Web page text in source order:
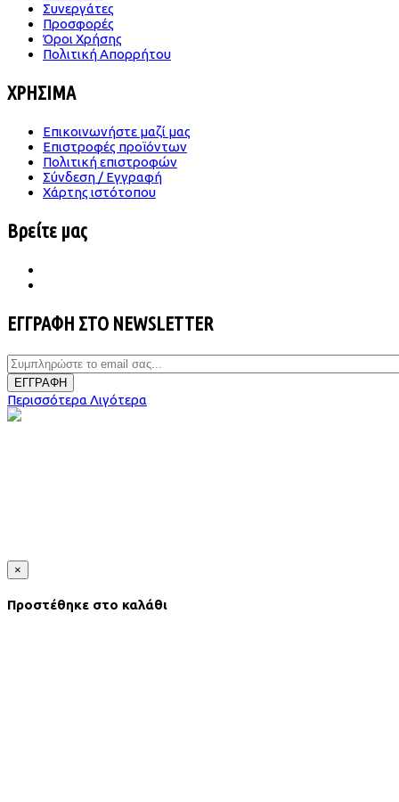
Συνεργάτες
Προσφορές
Όροι Χρήσης
Πολιτική Απορρήτου
ΧΡΗΣΙΜΑ
Επικοινωνήστε μαζί μας
Επιστροφές προϊόντων
Πολιτική επιστροφών
Σύνδεση / Εγγραφή
Χάρτης ιστότοπου
Βρείτε μας
ΕΓΓΡΑΦΗ ΣΤΟ NEWSLETTER
ΕΓΓΡΑΦΗ
Περισσότερα Λιγότερα
×
Προστέθηκε στο καλάθι